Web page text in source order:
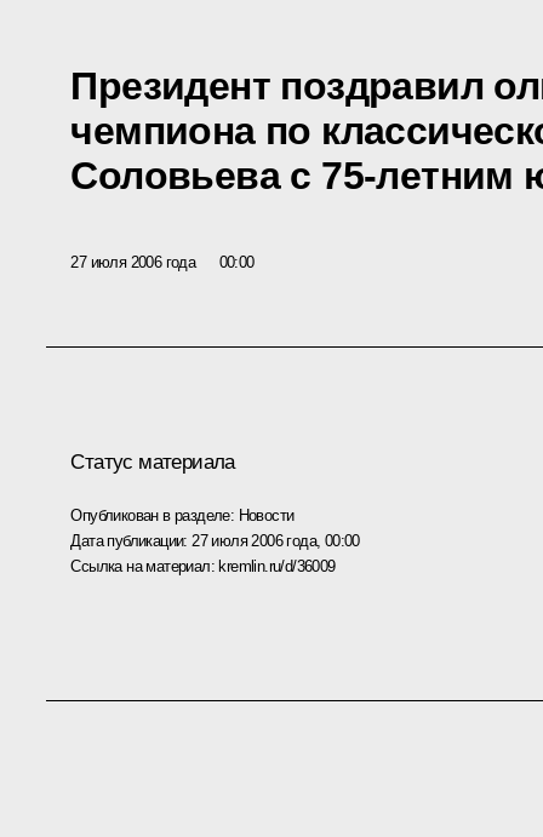
Президент поздравил
чемпиона по
Соловьева с 75-летним
27 июля 2006 года 00:00
Статус материала
Опубликован в разделе: Новости
Дата публикации: 27 июля 2006 года, 00:00
Ссылка на материал:kremlin.ru/d/36009